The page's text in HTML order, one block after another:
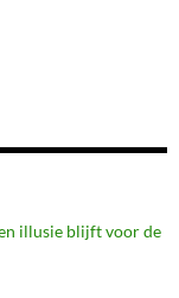
illusie blijft voor de